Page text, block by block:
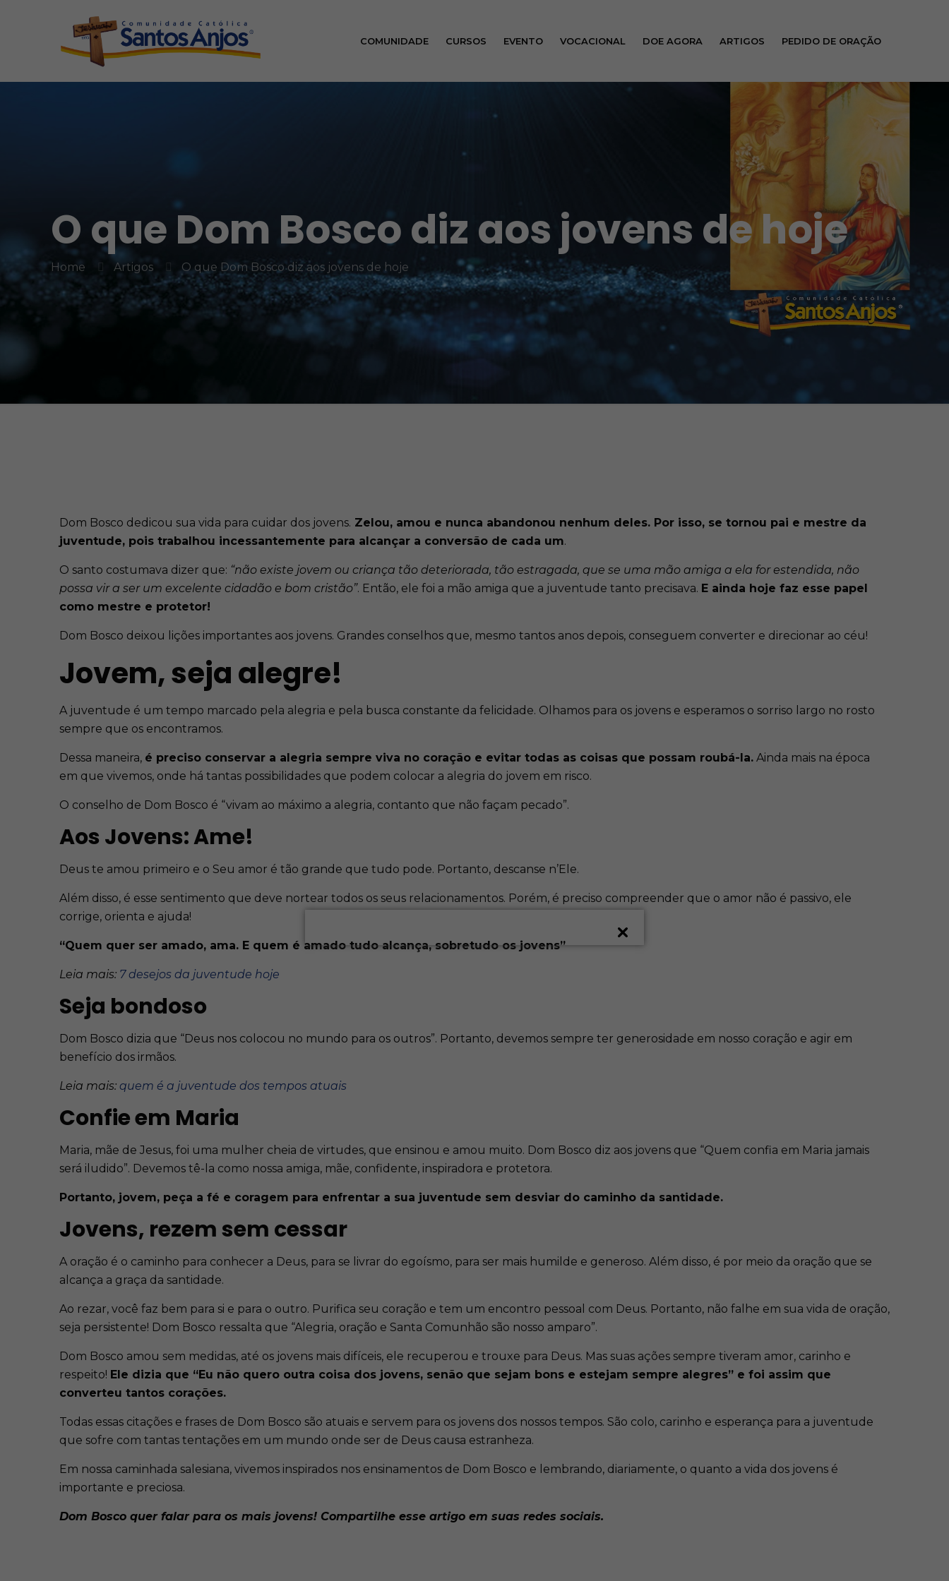
COMUNIDADE CURSOS EVENTO VOCACIONAL DOE AGORA ARTIGOS PEDIDO DE ORAÇÃO
O que Dom Bosco diz aos jovens de hoje
Home Artigos O que Dom Bosco diz aos jovens de hoje
Dom Bosco dedicou sua vida para cuidar dos jovens. Zelou, amou e nunca abandonou nenhum deles. Por isso, se tornou pai e mestre da
juventude, pois trabalhou incessantemente para alcançar a conversão de cada um.
O santo costumava dizer que: “não existe jovem ou criança tão deteriorada, tão estragada, que se uma mão amiga a ela for estendida, não
possa vir a ser um excelente cidadão e bom cristão”. Então, ele foi a mão amiga que a juventude tanto precisava. E ainda hoje faz esse papel
como mestre e protetor!
Dom Bosco deixou lições importantes aos jovens. Grandes conselhos que, mesmo tantos anos depois, conseguem converter e direcionar ao céu!
Jovem, seja alegre!
A juventude é um tempo marcado pela alegria e pela busca constante da felicidade. Olhamos para os jovens e esperamos o sorriso largo no rosto
sempre que os encontramos.
Dessa maneira, é preciso conservar a alegria sempre viva no coração e evitar todas as coisas que possam roubá-la. Ainda mais na época
em que vivemos, onde há tantas possibilidades que podem colocar a alegria do jovem em risco.
O conselho de Dom Bosco é “vivam ao máximo a alegria, contanto que não façam pecado”.
Aos Jovens: Ame!
Deus te amou primeiro e o Seu amor é tão grande que tudo pode. Portanto, descanse n’Ele.
Além disso, é esse sentimento que deve nortear todos os seus relacionamentos. Porém, é preciso compreender que o amor não é passivo, ele
corrige, orienta e ajuda!
“Quem quer ser amado, ama. E quem é amado tudo alcança, sobretudo os jovens”
Leia mais: 7 desejos da juventude hoje
Seja bondoso
Dom Bosco dizia que “Deus nos colocou no mundo para os outros”. Portanto, devemos sempre ter generosidade em nosso coração e agir em
benefício dos irmãos.
Leia mais: quem é a juventude dos tempos atuais
Confie em Maria
Maria, mãe de Jesus, foi uma mulher cheia de virtudes, que ensinou e amou muito. Dom Bosco diz aos jovens que “Quem confia em Maria jamais
será iludido”. Devemos tê-la como nossa amiga, mãe, confidente, inspiradora e protetora.
Portanto, jovem, peça a fé e coragem para enfrentar a sua juventude sem desviar do caminho da santidade.
Jovens, rezem sem cessar
A oração é o caminho para conhecer a Deus, para se livrar do egoísmo, para ser mais humilde e generoso. Além disso, é por meio da oração que se
alcança a graça da santidade.
Ao rezar, você faz bem para si e para o outro. Purifica seu coração e tem um encontro pessoal com Deus. Portanto, não falhe em sua vida de oração,
seja persistente! Dom Bosco ressalta que “Alegria, oração e Santa Comunhão são nosso amparo”.
Dom Bosco amou sem medidas, até os jovens mais difíceis, ele recuperou e trouxe para Deus. Mas suas ações sempre tiveram amor, carinho e
respeito! Ele dizia que “Eu não quero outra coisa dos jovens, senão que sejam bons e estejam sempre alegres” e foi assim que
converteu tantos corações.
Todas essas citações e frases de Dom Bosco são atuais e servem para os jovens dos nossos tempos. São colo, carinho e esperança para a juventude
que sofre com tantas tentações em um mundo onde ser de Deus causa estranheza.
Em nossa caminhada salesiana, vivemos inspirados nos ensinamentos de Dom Bosco e lembrando, diariamente, o quanto a vida dos jovens é
importante e preciosa.
Dom Bosco quer falar para os mais jovens! Compartilhe esse artigo em suas redes sociais.